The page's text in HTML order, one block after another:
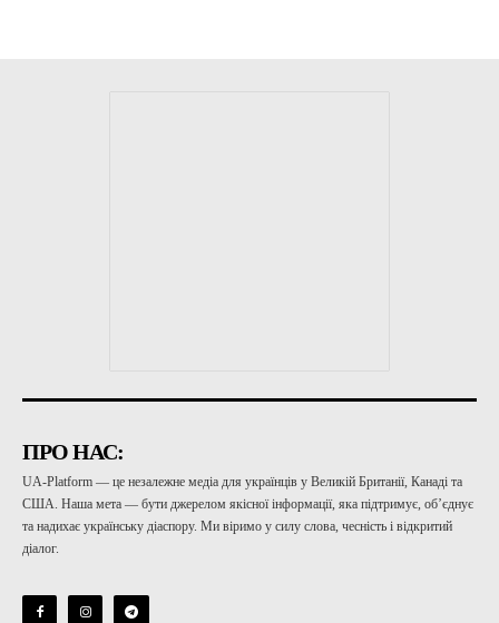
ПРО НАС:
UA-Platform — це незалежне медіа для українців у Великій Британії, Канаді та
США. Наша мета — бути джерелом якісної інформації, яка підтримує, об’єднує
та надихає українську діаспору. Ми віримо у силу слова, чесність і відкритий
діалог.